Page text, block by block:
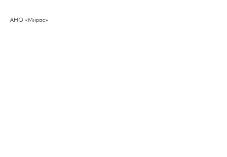
АНО «Мирас»